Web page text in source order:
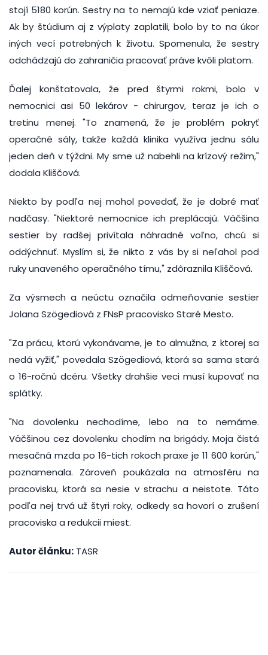
stojí 5180 korún. Sestry na to nemajú kde vziať peniaze.
Ak by štúdium aj z výplaty zaplatili, bolo by to na úkor
iných vecí potrebných k životu. Spomenula, že sestry
odchádzajú do zahraničia pracovať práve kvôli platom.
Ďalej konštatovala, že pred štyrmi rokmi, bolo v
nemocnici asi 50 lekárov - chirurgov, teraz je ich o
tretinu menej. "To znamená, že je problém pokryť
operačné sály, takže každá klinika využíva jednu sálu
jeden deň v týždni. My sme už nabehli na krízový režim,"
dodala Kliščová.
Niekto by podľa nej mohol povedať, že je dobré mať
nadčasy. "Niektoré nemocnice ich preplácajú. Väčšina
sestier by radšej privítala náhradné voľno, chcú si
oddýchnuť. Myslím si, že nikto z vás by si neľahol pod
ruky unaveného operačného tímu," zdôraznila Kliščová.
Za výsmech a neúctu označila odmeňovanie sestier
Jolana Szögediová z FNsP pracovisko Staré Mesto.
"Za prácu, ktorú vykonávame, je to almužna, z ktorej sa
nedá vyžiť," povedala Szögediová, ktorá sa sama stará
o 16-ročnú dcéru. Všetky drahšie veci musí kupovať na
splátky.
"Na dovolenku nechodíme, lebo na to nemáme.
Väčšinou cez dovolenku chodím na brigády. Moja čistá
mesačná mzda po 16-tich rokoch praxe je 11 600 korún,"
poznamenala. Zároveň poukázala na atmosféru na
pracovisku, ktorá sa nesie v strachu a neistote. Táto
podľa nej trvá už štyri roky, odkedy sa hovorí o zrušení
pracoviska a redukcii miest.
Autor článku: TASR